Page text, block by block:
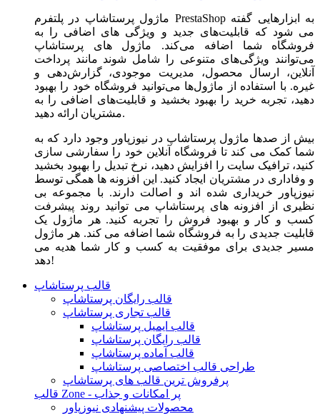
ماژول‌ پرستاشاپ در پلتفرم PrestaShop به ابزارهایی گفته
می شود که قابلیت‌های جدید و ویژگی های اضافی را به
فروشگاه شما اضافه می‌کند. ماژول های پرستاشاپ
می‌توانند ویژگی‌های متنوعی را شامل شوند مانند پرداخت
آنلاین، ارسال محصول، مدیریت موجودی، گزارش‌دهی و
غیره. با استفاده از ماژول‌ها می‌توانید فروشگاه خود را بهبود
دهید، تجربه خرید را بهبود بخشید و قابلیت‌های اضافی را به
مشتریان ارائه دهید.
بیش از صدها ماژول پرستاشاپ در نیوزپاور وجود دارد که به
شما کمک می کند تا فروشگاه آنلاین خود را سفارشی سازی
کنید، ترافیک سایت را افزایش دهید، نرخ تبدیل را بهبود بخشید
و وفاداری در مشتریان ایجاد کنید. این افزونه ها همگی توسط
نیوزپاور خریداری شده اند و اصالت دارند. با مجموعه بی
نظیری از افزونه های پرستاشاپ می توانید روند پیشرفت
کسب و کار و بهبود فروش را تجربه کنید. هر ماژول یک
قابلیت جدیدی را به فروشگاه شما اضافه می کند. هر ماژول
مسیر جدیدی برای موفقیت به کسب و کار شما هدیه می
دهد!
قالب پرستاشاپ
قالب رایگان پرستاشاپ
قالب تجاری پرستاشاپ
قالب ایمیل پرستاشاپ
قالب رایگان پرستاشاپ
قالب آماده پرستاشاپ
طراحی قالب اختصاصی پرستاشاپ
پرفروش ترین قالب های پرستاشاپ
قالب Zone - پر امکانات و جذاب
محصولات پیشنهادی نیوزپاور